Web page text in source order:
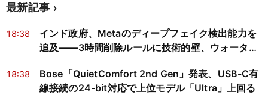
最新記事
18:38
インド政府、Metaのディープフェイク検出能力を
追及——3時間削除ルールに技術的壁、ウォーター
18:38
Bose「QuietComfort 2nd Gen」発表、USB-C有
線接続の24-bit対応で上位モデル「Ultra」上回る